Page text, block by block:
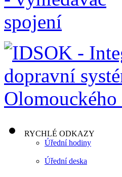
RYCHLÉ ODKAZY
Úřední hodiny
Úřední deska